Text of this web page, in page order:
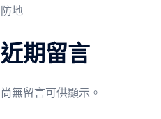
防地
近期留言
尚無留言可供顯示。